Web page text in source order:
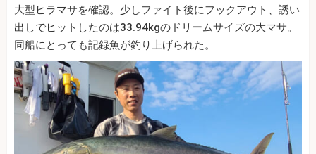
大型ヒラマサを確認。少しファイト後にフックアウト、誘い
出しでヒットしたのは33.94kgのドリームサイズの大マサ。
同船にとっても記録魚が釣り上げられた。